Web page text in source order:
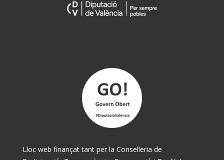
Lloc web finançat tant per la Conselleria de